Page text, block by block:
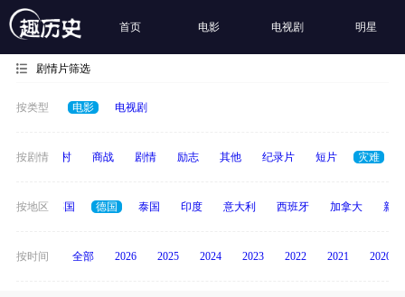
首页 电影 电视剧 明星
剧情片筛选
按类型 电影 电视剧
按剧情
历史 乡村 商战 剧情 励志 其他 纪录片 短片 灾难
按地区
日本 韩国 德国 泰国 印度 意大利 西班牙 加拿大 新
按时间 全部 2026 2025 2024 2023 2022 2021 2020